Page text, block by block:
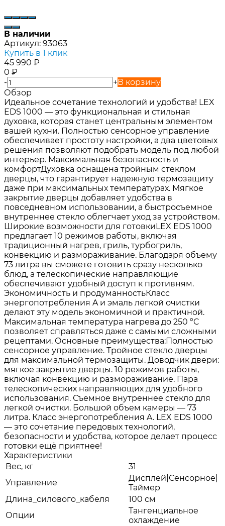
В наличии
Артикул: 93063
Купить в 1 клик
45 990 ₽
0 ₽
-
+В корзину
Обзор
Идеальное сочетание технологий и удобства! LEX
EDS 1000 — это функциональная и стильная
духовка, которая станет центральным элементом
вашей кухни. Полностью сенсорное управление
обеспечивает простоту настройки, а два цветовых
решения позволяют подобрать модель под любой
интерьер. Максимальная безопасность и
комфортДуховка оснащена тройным стеклом
дверцы, что гарантирует надежную термозащиту
даже при максимальных температурах. Мягкое
закрытие дверцы добавляет удобства в
повседневном использовании, а быстросъемное
внутреннее стекло облегчает уход за устройством.
Широкие возможности для готовкиLEX EDS 1000
предлагает 10 режимов работы, включая
традиционный нагрев, гриль, турбогриль,
конвекцию и размораживание. Благодаря объему
73 литра вы сможете готовить сразу несколько
блюд, а телескопические направляющие
обеспечивают удобный доступ к противням.
Экономичность и продуманностьКласс
энергопотребления A и эмаль легкой очистки
делают эту модель экономичной и практичной.
Максимальная температура нагрева до 250 °C
позволяет справляться даже с самыми сложными
рецептами. Основные преимущества:Полностью
сенсорное управление. Тройное стекло дверцы
для максимальной термозащиты. Доводчик двери:
мягкое закрытие дверцы. 10 режимов работы,
включая конвекцию и размораживание. Пара
телескопических направляющих для удобного
использования. Съемное внутреннее стекло для
легкой очистки. Большой объем камеры — 73
литра. Класс энергопотребления A. LEX EDS 1000
— это сочетание передовых технологий,
безопасности и удобства, которое делает процесс
готовки ещё приятнее!
Характеристики
Вес, кг
31
Управление
Дисплей|Сенсорное|
Таймер
Длина_силового_кабеля
100 см
Опции
Тангенциальное
охлаждение